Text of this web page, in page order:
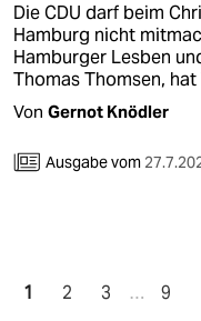
Die CDU darf beim
Hamburg nicht
Hamburger Lesben
Thomas Thomsen,
Von Gernot Knödler
Ausgabe vom
1 2 3 … 9